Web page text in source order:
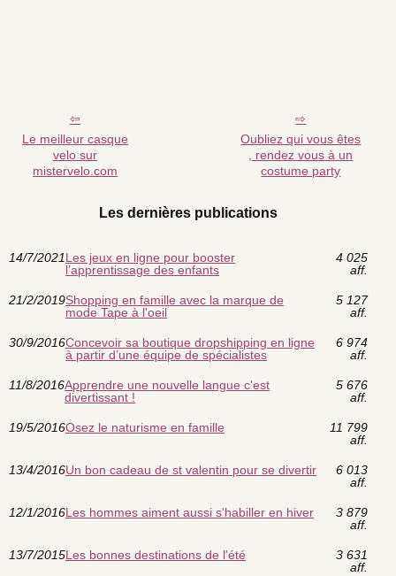
Le meilleur casque
velo sur
mistervelo.com
Oubliez qui vous êtes
, rendez vous à un
costume party
Les dernières publications
14/7/2021Les jeux en ligne pour booster
l’apprentissage des enfants
4 025
aff.
21/2/2019Shopping en famille avec la marque de
mode Tape à l'oeil
5 127
aff.
30/9/2016Concevoir sa boutique dropshipping en ligne
à partir d’une équipe de spécialistes
6 974
aff.
11/8/2016Apprendre une nouvelle langue c'est
divertissant !
5 676
aff.
19/5/2016Osez le naturisme en famille
11 799
aff.
13/4/2016Un bon cadeau de st valentin pour se divertir
6 013
aff.
12/1/2016Les hommes aiment aussi s'habiller en hiver
3 879
aff.
13/7/2015Les bonnes destinations de l'été
3 631
aff.